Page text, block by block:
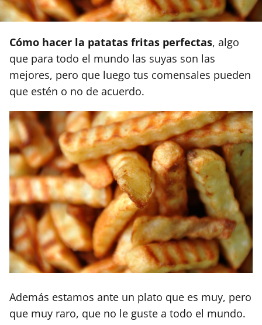
Cómo hacer la patatas fritas perfectas, algo
que para todo el mundo las suyas son las
mejores, pero que luego tus comensales pueden
que estén o no de acuerdo.
Además estamos ante un plato que es muy, pero
que muy raro, que no le guste a todo el mundo.